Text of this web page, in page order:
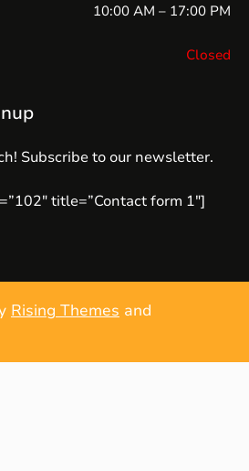
10:00 AM – 17:00 PM
Closed
Subscribe to our newsletter.
title=”Contact form 1″]
Rising Themes and